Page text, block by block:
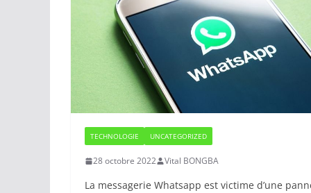
TECHNOLOGIE UNCATEGORIZED
28 octobre 2022 Vital BONGBA
La messagerie Whatsapp est victime d’une